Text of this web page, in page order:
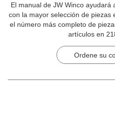
El manual de JW Winco
con la mayor selección de piezas
el número más completo de
artículos en
Ordene su